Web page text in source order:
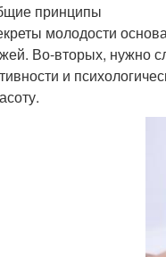
принципы
молодости
Во-вторых, нужно
и